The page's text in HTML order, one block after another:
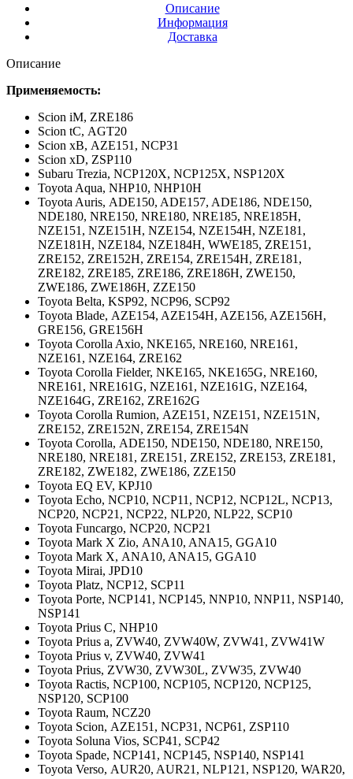
Описание
Информация
Доставка
Описание
Применяемость:
Scion iM, ZRE186
Scion tC, AGT20
Scion xB, AZE151, NCP31
Scion xD, ZSP110
Subaru Trezia, NCP120X, NCP125X, NSP120X
Toyota Aqua, NHP10, NHP10H
Toyota Auris, ADE150, ADE157, ADE186, NDE150,
NDE180, NRE150, NRE180, NRE185, NRE185H,
NZE151, NZE151H, NZE154, NZE154H, NZE181,
NZE181H, NZE184, NZE184H, WWE185, ZRE151,
ZRE152, ZRE152H, ZRE154, ZRE154H, ZRE181,
ZRE182, ZRE185, ZRE186, ZRE186H, ZWE150,
ZWE186, ZWE186H, ZZE150
Toyota Belta, KSP92, NCP96, SCP92
Toyota Blade, AZE154, AZE154H, AZE156, AZE156H,
GRE156, GRE156H
Toyota Corolla Axio, NKE165, NRE160, NRE161,
NZE161, NZE164, ZRE162
Toyota Corolla Fielder, NKE165, NKE165G, NRE160,
NRE161, NRE161G, NZE161, NZE161G, NZE164,
NZE164G, ZRE162, ZRE162G
Toyota Corolla Rumion, AZE151, NZE151, NZE151N,
ZRE152, ZRE152N, ZRE154, ZRE154N
Toyota Corolla, ADE150, NDE150, NDE180, NRE150,
NRE180, NRE181, ZRE151, ZRE152, ZRE153, ZRE181,
ZRE182, ZWE182, ZWE186, ZZE150
Toyota EQ EV, KPJ10
Toyota Echo, NCP10, NCP11, NCP12, NCP12L, NCP13,
NCP20, NCP21, NCP22, NLP20, NLP22, SCP10
Toyota Funcargo, NCP20, NCP21
Toyota Mark X Zio, ANA10, ANA15, GGA10
Toyota Mark X, ANA10, ANA15, GGA10
Toyota Mirai, JPD10
Toyota Platz, NCP12, SCP11
Toyota Porte, NCP141, NCP145, NNP10, NNP11, NSP140,
NSP141
Toyota Prius C, NHP10
Toyota Prius a, ZVW40, ZVW40W, ZVW41, ZVW41W
Toyota Prius v, ZVW40, ZVW41
Toyota Prius, ZVW30, ZVW30L, ZVW35, ZVW40
Toyota Ractis, NCP100, NCP105, NCP120, NCP125,
NSP120, SCP100
Toyota Raum, NCZ20
Toyota Scion, AZE151, NCP31, NCP61, ZSP110
Toyota Soluna Vios, SCP41, SCP42
Toyota Spade, NCP141, NCP145, NSP140, NSP141
Toyota Verso, AUR20, AUR21, NLP121, NSP120, WAR20,